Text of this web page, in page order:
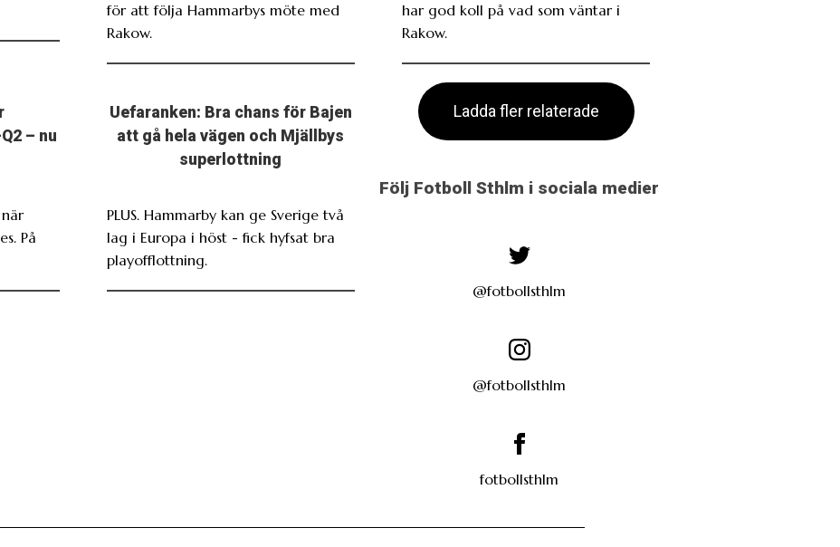
för att följa Hammarbys möte med
Rakow.
har god koll på vad som väntar i
Rakow.
– nu
när
På
Uefaranken: Bra chans för Bajen
att gå hela vägen och Mjällbys
superlottning
PLUS. Hammarby kan ge Sverige två
lag i Europa i höst - fick hyfsat bra
playofflottning.
Ladda fler relaterade
Följ Fotboll Sthlm i sociala medier
@fotbollsthlm
@fotbollsthlm
fotbollsthlm